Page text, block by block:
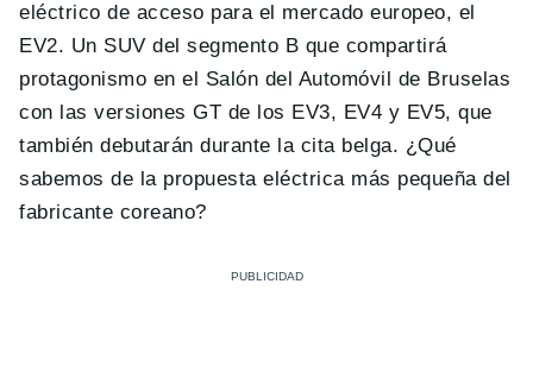
eléctrico de acceso para el mercado europeo, el
EV2. Un SUV del segmento B que compartirá
protagonismo en el Salón del Automóvil de Bruselas
con las versiones GT de los EV3, EV4 y EV5, que
también debutarán durante la cita belga. ¿Qué
sabemos de la propuesta eléctrica más pequeña del
fabricante coreano?